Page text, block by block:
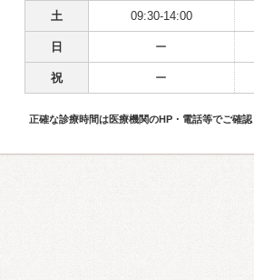
土 09:30-14:00
日 ー
祝 ー
正確な診療時間は医療機関のHP・電話等でご確